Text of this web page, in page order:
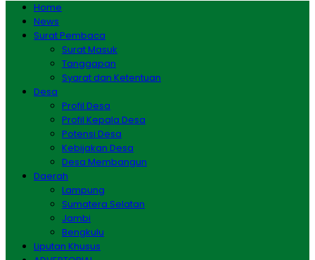
Home
News
Surat Pembaca
Surat Masuk
Tanggapan
Syarat dan Ketentuan
Desa
Profil Desa
Profil Kepala Desa
Potensi Desa
Kebijakan Desa
Desa Membangun
Daerah
Lampung
Sumatera Selatan
Jambi
Bengkulu
Liputan Khusus